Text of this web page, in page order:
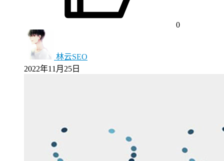
0
林云SEO
2022年11月25日